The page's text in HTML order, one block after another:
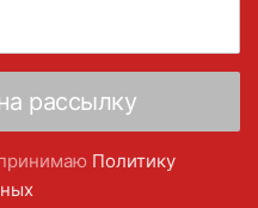
Политику